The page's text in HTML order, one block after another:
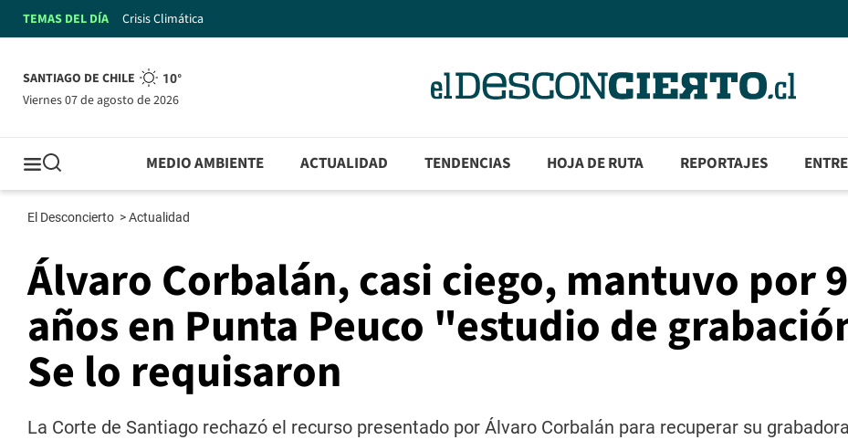
TEMAS DEL DÍA Crisis Climática
SANTIAGO DE CHILE 10°
viernes 07 de agosto de 2026
MEDIO AMBIENTE ACTUALIDAD TENDENCIAS HOJA DE RUTA REPORTAJES
El Desconcierto >Actualidad
Álvaro Corbalán, casi ciego, mantuvo por 9
años en Punta Peuco "estudio de
Se lo requisaron
La Corte de Santiago rechazó el recurso presentado por Álvaro Corbalán para recuperar su